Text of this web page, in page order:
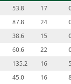
53.8 17
87.8 24
38.6 15
60.6 22
135.2 16
45.0 16